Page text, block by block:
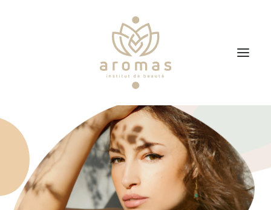
Soins
Je veux faire un bon cadeau
Plan d’accès
Prendre RDV